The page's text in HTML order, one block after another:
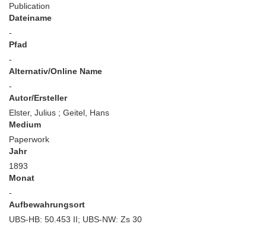
Publication
Dateiname
-
Pfad
-
Alternativ/Online Name
-
Autor/Ersteller
Elster, Julius ; Geitel, Hans
Medium
Paperwork
Jahr
1893
Monat
-
Aufbewahrungsort
UBS-HB: 50.453 II; UBS-NW: Zs 30